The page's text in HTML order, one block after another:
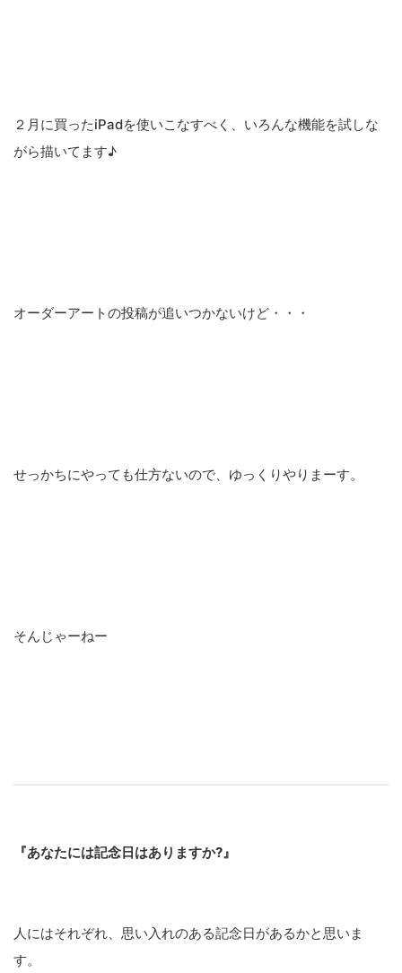
２月に買ったiPadを使いこなすべく、いろんな機能を試しな
がら描いてます♪
オーダーアートの投稿が追いつかないけど・・・
せっかちにやっても仕方ないので、ゆっくりやりまーす。
そんじゃーねー
『あなたには記念日はありますか?』
人にはそれぞれ、思い入れのある記念日があるかと思いま
す。